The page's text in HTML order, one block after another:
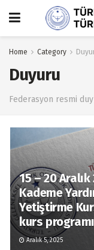
Home Category
Duyuru
Federasyon resmi
15 – 20
Kademe
Yetiştirme
kurs programı
Aralık 5, 2025